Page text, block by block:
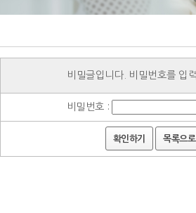
비밀글입니다. 비밀번호를 입
비밀번호 :
확인하기 목록으로